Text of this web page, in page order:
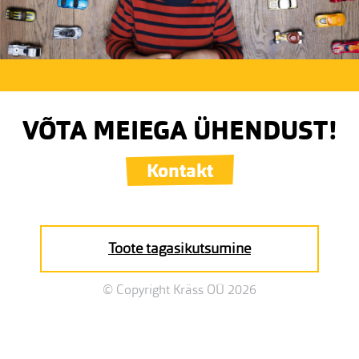
VÕTA MEIEGA ÜHENDUST!
Kontakt
Toote tagasikutsumine
© Copyright Kräss OÜ 2026